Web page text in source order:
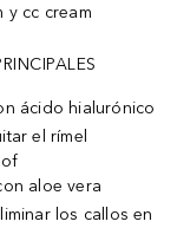
y cc cream
ácido hialurónico
el rímel
aloe vera
los callos en